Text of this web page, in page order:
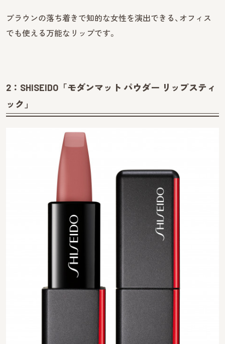
ブラウンの落ち着きで知的な女性を演出できる、オフィス
でも使える万能なリップです。
2：SHISEIDO「モダンマット パウダー リップスティ
ック」